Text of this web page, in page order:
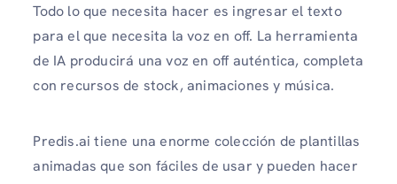
Todo lo que necesita hacer es ingresar el texto
para el que necesita la voz en off. La herramienta
de IA producirá una voz en off auténtica, completa
con recursos de stock, animaciones y música.
Predis.ai tiene una enorme colección de plantillas
animadas que son fáciles de usar y pueden hacer